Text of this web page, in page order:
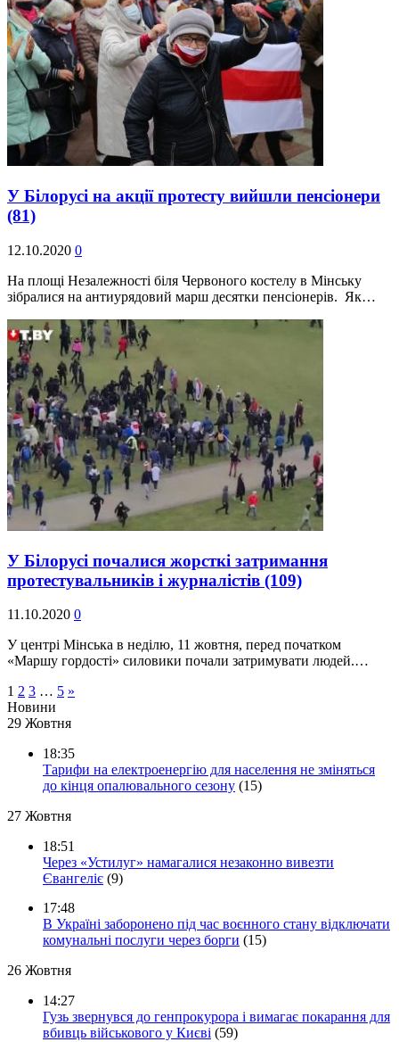
У Білорусі на акції протесту вийшли пенсіонери
(81)
12.10.2020 0
На площі Незалежності біля Червоного костелу в Мінську
зібралися на антиурядовий марш десятки пенсіонерів. Як…
У Білорусі почалися жорсткі затримання
протестувальників і журналістів (109)
11.10.2020 0
У центрі Мінська в неділю, 11 жовтня, перед початком
«Маршу гордості» силовики почали затримувати людей.…
1 2 3 … 5 »
Новини
29 Жовтня
18:35
Тарифи на електроенергію для населення не зміняться
до кінця опалювального сезону (15)
27 Жовтня
18:51
Через «Устилуг» намагалися незаконно вивезти
Євангеліє (9)
17:48
В Україні заборонено під час воєнного стану відключати
комунальні послуги через борги (15)
26 Жовтня
14:27
Гузь звернувся до генпрокурора і вимагає покарання для
вбивць військового у Києві (59)